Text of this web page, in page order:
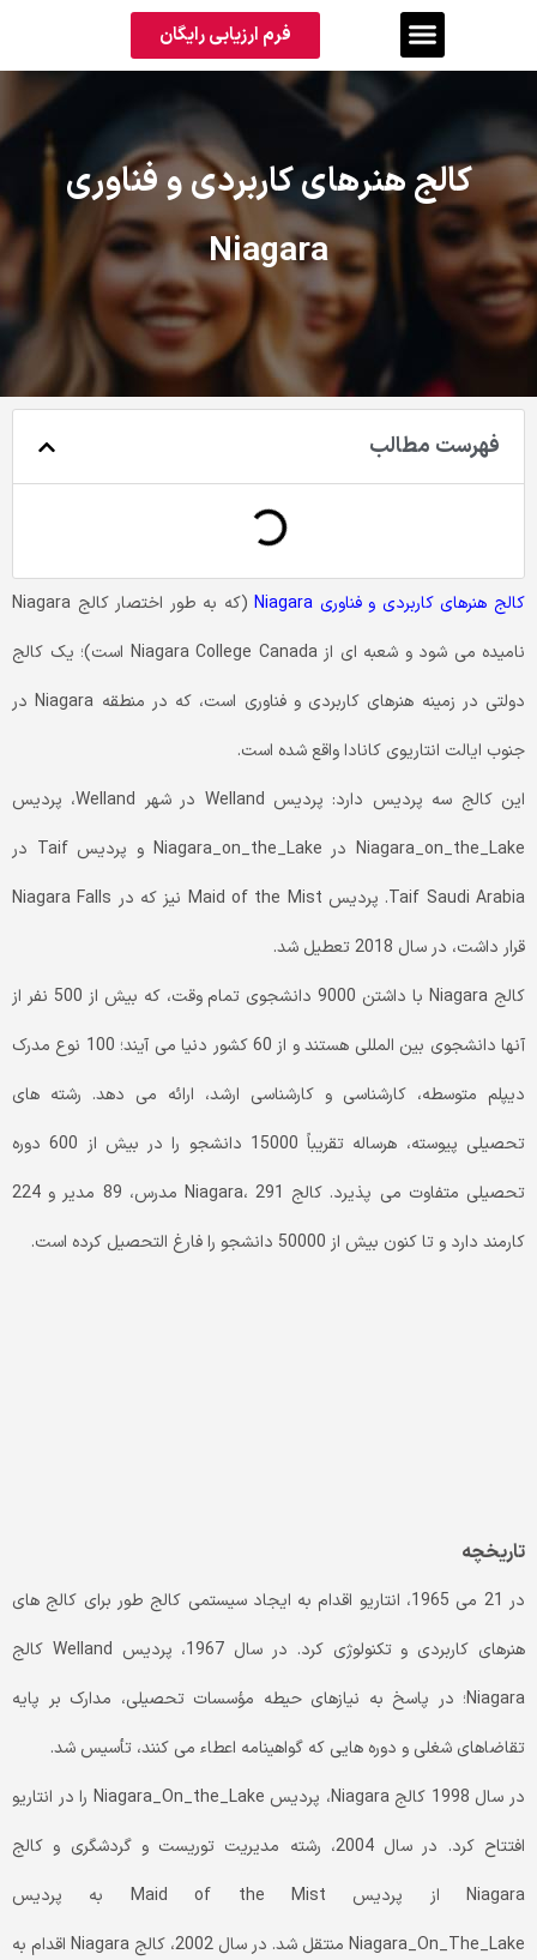
فرم ارزیابی رایگان
کالج هنرهای کاربردی و فناوری
Niagara
فهرست مطالب
کالج هنرهای کاربردی و فناوری Niagara
(که به طور اختصار کالج Niagara
نامیده می شود و شعبه ای از Niagara College Canada است)؛ یک کالج
دولتی در زمینه هنرهای کاربردی و فناوری است، که در منطقه Niagara در
جنوب ایالت انتاریوی کانادا واقع شده است.
این کالج سه پردیس دارد: پردیس Welland در شهر Welland، پردیس
Niagara_on_the_Lake در Niagara_on_the_Lake و پردیس Taif در
Taif Saudi Arabia. پردیس Maid of the Mist نیز که در Niagara Falls
قرار داشت، در سال 2018 تعطیل شد.
کالج Niagara با داشتن 9000 دانشجوی تمام وقت، که بیش از 500 نفر از
آنها دانشجوی بین المللی هستند و از 60 کشور دنیا می آیند؛ 100 نوع مدرک
دیپلم متوسطه، کارشناسی و کارشناسی ارشد، ارائه می دهد. رشته های
تحصیلی پیوسته، هرساله تقریباً 15000 دانشجو را در بیش از 600 دوره
تحصیلی متفاوت می پذیرد. کالج Niagara، 291 مدرس، 89 مدیر و 224
کارمند دارد و تا کنون بیش از 50000 دانشجو را فارغ التحصیل کرده است.
تاریخچه
در 21 می 1965، انتاریو اقدام به ایجاد سیستمی کالج طور برای کالج های
هنرهای کاربردی و تکنولوژی کرد. در سال 1967، پردیس Welland کالج
Niagara؛ در پاسخ به نیازهای حیطه مؤسسات تحصیلی، مدارک بر پایه
تقاضاهای شغلی و دوره هایی که گواهینامه اعطاء می کنند، تأسیس شد.
در سال 1998 کالج Niagara، پردیس Niagara_On_the_Lake را در انتاریو
افتتاح کرد. در سال 2004، رشته مدیریت توریست و گردشگری و کالج
Niagara از پردیس Maid of the Mist به پردیس
Niagara_On_The_Lake منتقل شد. در سال 2002، کالج Niagara اقدام به